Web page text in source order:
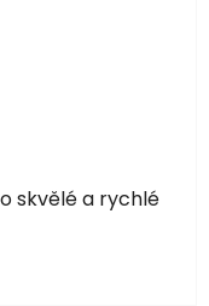
skvělé a rychlé